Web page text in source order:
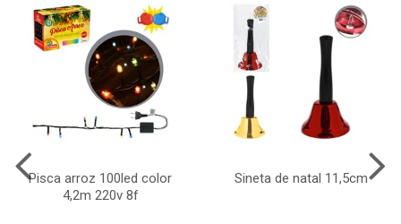
Pisca arroz 100led color
4,2m 220v 8f
Sineta de natal 11,5cm